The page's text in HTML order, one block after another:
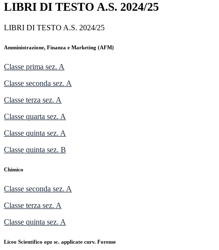
LIBRI DI TESTO A.S. 2024/25
LIBRI DI TESTO A.S. 2024/25
Amministrazione, Finanza e Marketing (AFM)
Classe prima sez. A
Classe seconda sez. A
Classe terza sez. A
Classe quarta sez. A
Classe quinta sez. A
Classe quinta sez. B
Chimico
Classe seconda sez. A
Classe terza sez. A
Classe quinta sez. A
Liceo Scientifico opz sc. applicate curv. Forense